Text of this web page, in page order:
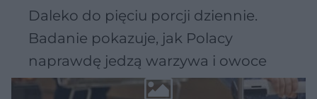
Daleko do pięciu porcji dziennie.
Badanie pokazuje, jak Polacy
naprawdę jedzą warzywa i owoce